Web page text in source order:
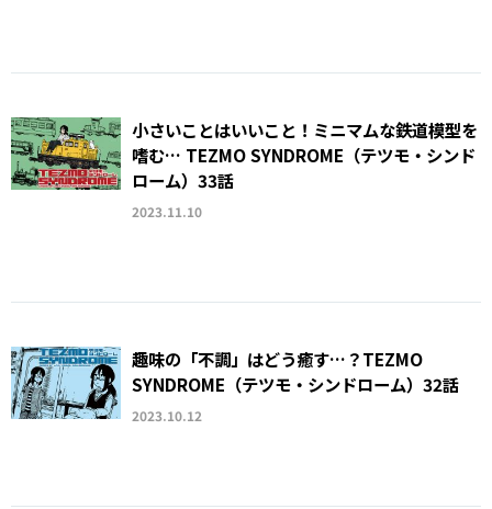
小さいことはいいこと！ミニマムな鉄道模型を
嗜む… TEZMO SYNDROME（テツモ・シンド
ローム）33話
2023.11.10
趣味の「不調」はどう癒す…？TEZMO
SYNDROME（テツモ・シンドローム）32話
2023.10.12